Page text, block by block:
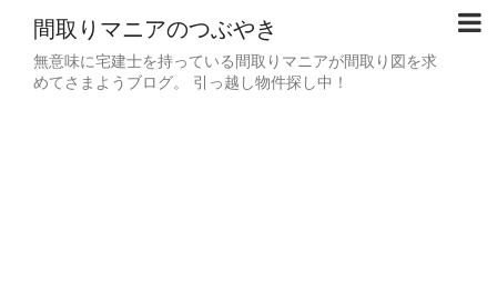
間取りマニアのつぶやき
無意味に宅建士を持っている間取りマニアが間取り図を求
めてさまようブログ。 引っ越し物件探し中！